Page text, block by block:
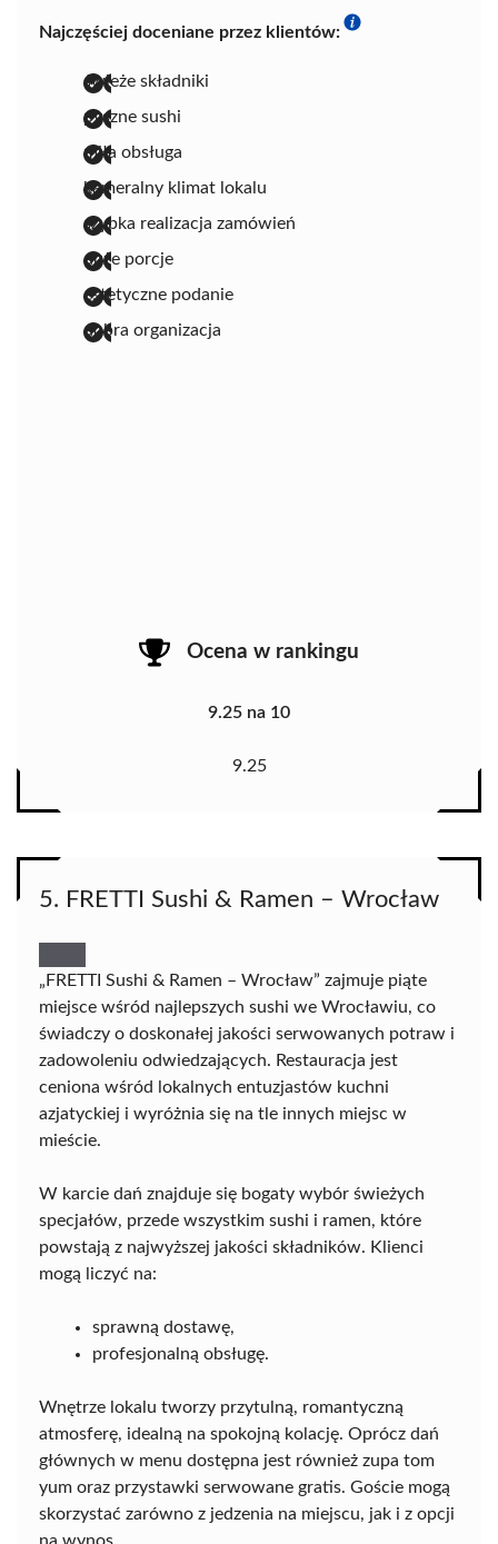
Najczęściej doceniane przez klientów:
świeże składniki
pyszne sushi
miła obsługa
kameralny klimat lokalu
szybka realizacja zamówień
duże porcje
estetyczne podanie
dobra organizacja
Ocena w rankingu
9.25 na 10
9.25
5. FRETTI Sushi & Ramen – Wrocław
„FRETTI Sushi & Ramen – Wrocław” zajmuje piąte
miejsce wśród najlepszych sushi we Wrocławiu, co
świadczy o doskonałej jakości serwowanych potraw i
zadowoleniu odwiedzających. Restauracja jest
ceniona wśród lokalnych entuzjastów kuchni
azjatyckiej i wyróżnia się na tle innych miejsc w
mieście.
W karcie dań znajduje się bogaty wybór świeżych
specjałów, przede wszystkim sushi i ramen, które
powstają z najwyższej jakości składników. Klienci
mogą liczyć na:
sprawną dostawę,
profesjonalną obsługę.
Wnętrze lokalu tworzy przytulną, romantyczną
atmosferę, idealną na spokojną kolację. Oprócz dań
głównych w menu dostępna jest również zupa tom
yum oraz przystawki serwowane gratis. Goście mogą
skorzystać zarówno z jedzenia na miejscu, jak i z opcji